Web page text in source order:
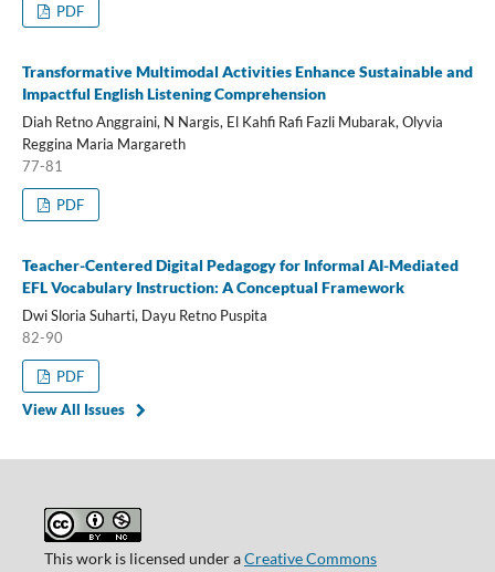
PDF
Transformative Multimodal Activities Enhance Sustainable and
Impactful English Listening Comprehension
Diah Retno Anggraini, N Nargis, El Kahfi Rafi Fazli Mubarak, Olyvia
Reggina Maria Margareth
77-81
PDF
Teacher-Centered Digital Pedagogy for Informal AI-Mediated
EFL Vocabulary Instruction: A Conceptual Framework
Dwi Sloria Suharti, Dayu Retno Puspita
82-90
PDF
View All Issues
This work is licensed under aCreative Commons